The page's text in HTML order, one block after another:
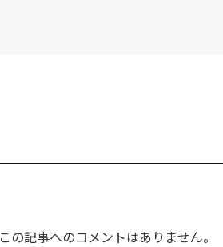
この記事へのコメントはありません。